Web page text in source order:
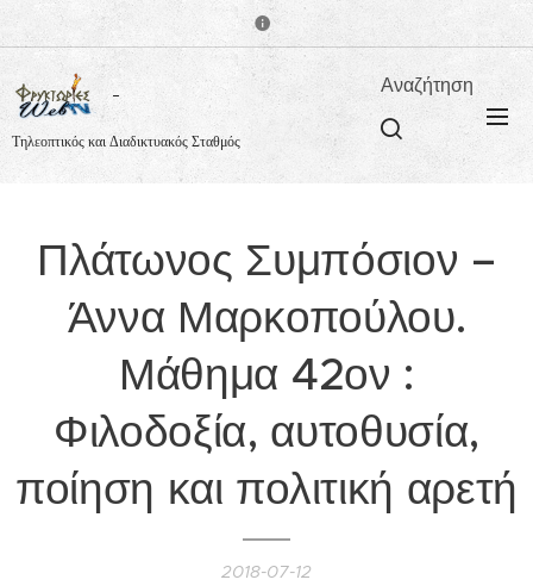
Τηλεοπτικός και Διαδικτυακός Σταθμός
Αναζήτηση
Πλάτωνος Συμπόσιον –
Άννα Μαρκοπούλου.
Μάθημα 42ον :
Φιλοδοξία, αυτοθυσία,
ποίηση και πολιτική αρετή
2018-07-12